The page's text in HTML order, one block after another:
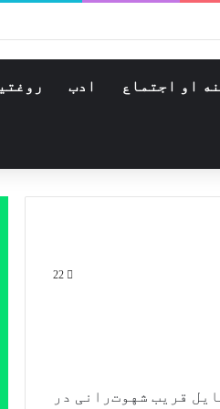
او اجتماع ادب
22
قریب شهوت‌رانی در